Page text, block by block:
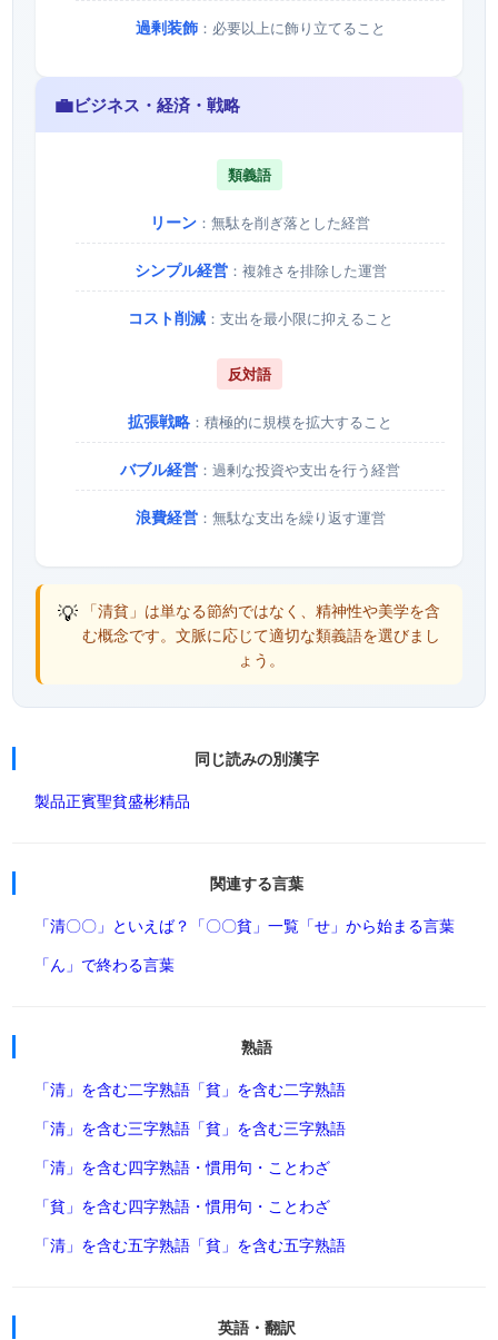
過剰装飾：必要以上に飾り立てること
💼ビジネス・経済・戦略
類義語
リーン ：無駄を削ぎ落とした経営
シンプル経営：複雑さを排除した運営
コスト削減：支出を最小限に抑えること
反対語
拡張戦略 ：積極的に規模を拡大すること
バブル経営 ：過剰な投資や支出を行う経営
浪費経営：無駄な支出を繰り返す運営
💡 「清貧」は単なる節約ではなく、精神性や美学を含
む概念です。文脈に応じて適切な類義語を選びまし
ょう。
同じ読みの別漢字
製品正賓聖貧盛彬精品
関連する言葉
「清〇〇」といえば？ 「〇〇貧」一覧 「せ」から始まる言葉
「ん」で終わる言葉
熟語
「清」を含む二字熟語 「貧」を含む二字熟語
「清」を含む三字熟語 「貧」を含む三字熟語
「清」を含む四字熟語・慣用句・ことわざ
「貧」を含む四字熟語・慣用句・ことわざ
「清」を含む五字熟語 「貧」を含む五字熟語
英語・翻訳